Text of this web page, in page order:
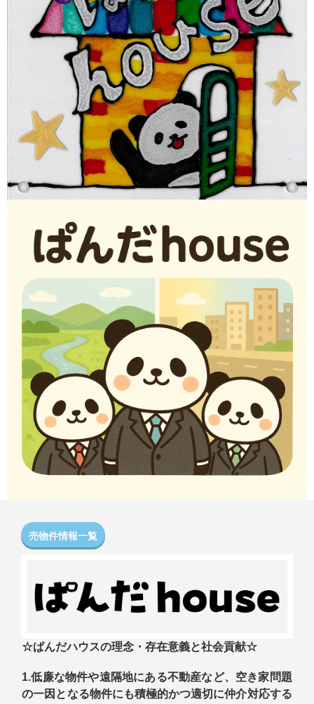
売物件情報一覧
☆ぱんだハウスの理念・存在意義と社会貢献☆
1.低廉な物件や遠隔地にある不動産など、空き家問題
の一因となる物件にも積極的かつ適切に仲介対応する